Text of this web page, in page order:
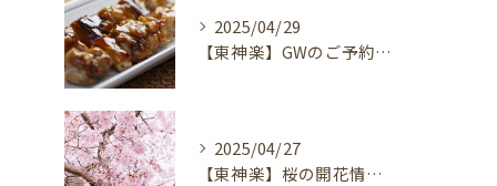
2025/04/29
【東神楽】GWのご予約受付中！｜ランチ・喫茶＆居酒屋 和心
2025/04/27
【東神楽】桜の開花情報＆お花見スポット｜ランチ・喫茶＆居酒屋 和心